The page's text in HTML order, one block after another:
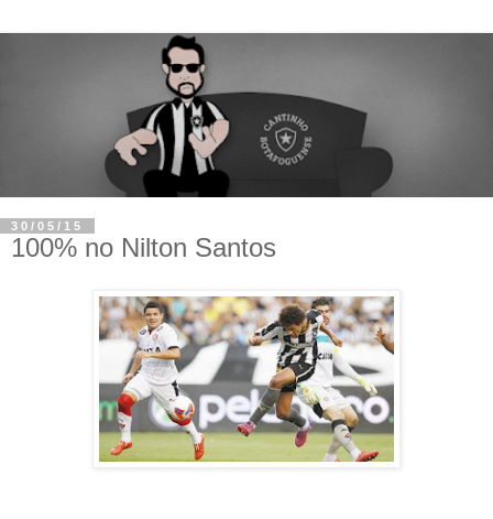
30/05/15
100% no Nilton Santos